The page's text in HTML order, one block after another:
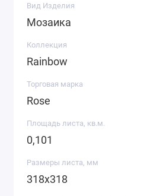
Вид Изделия
Мозаика
Коллекция
Rainbow
Торговая марка
Rose
Площадь листа, кв.м.
0,101
Размеры листа, мм
318х318